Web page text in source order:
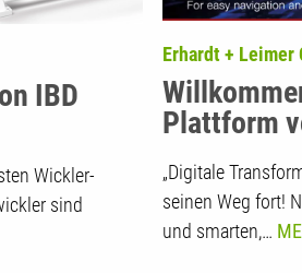
IBD
Wickler-
sind
Plattform
Erhardt + Leimer
„Digitale
seinen Weg fort!
und smarten,…